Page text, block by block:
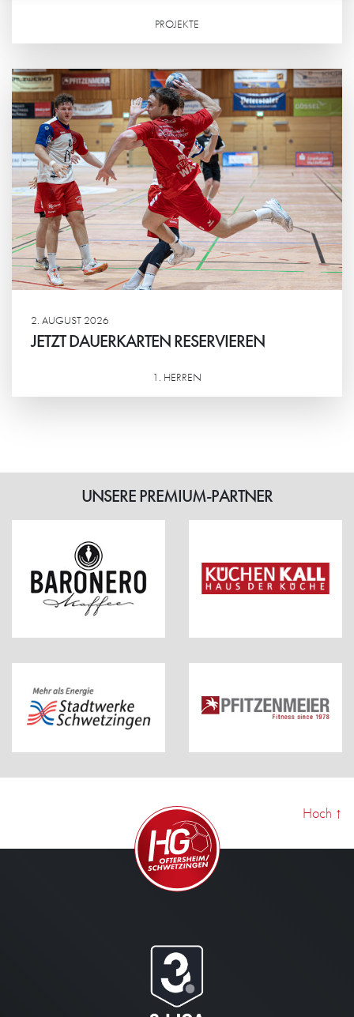
PROJEKTE
2. AUGUST 2026
JETZT DAUERKARTEN RESERVIEREN
1. HERREN
UNSERE PREMIUM-PARTNER
Hoch ↑